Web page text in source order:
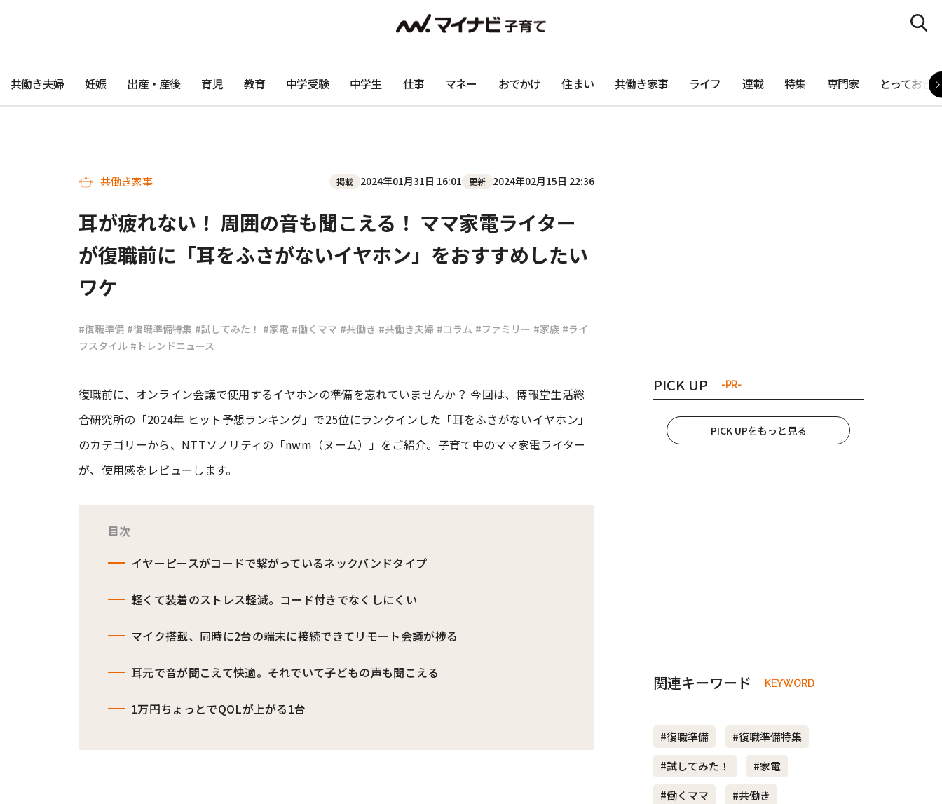
#渡邊大地の令和的ワーパパ道 #ベビーニュース #マタニティニュース
共働き夫婦 妊娠 出産・産後 育児 教育 中学受験 中学生 仕事 マネー おでかけ 住まい 共働き家事 ライフ 連載 特集 専門家 とっておき
共働き家事 掲載 2024年01月31日 16:01 更新 2024年02月15日 22:36
耳が疲れない！ 周囲の音も聞こえる！ ママ家電ライター
が復職前に「耳をふさがないイヤホン」をおすすめしたい
ワケ
#復職準備 #復職準備特集 #試してみた！ #家電 #働くママ #共働き #共働き夫婦 #コラム #ファミリー #家族 #ライ
フスタイル #トレンドニュース
復職前に、オンライン会議で使用するイヤホンの準備を忘れていませんか？ 今回は、博報堂生活総
合研究所の「2024年 ヒット予想ランキング」で25位にランクインした「耳をふさがないイヤホン」
のカテゴリーから、NTTソノリティの「nwm（ヌーム）」をご紹介。子育て中のママ家電ライター
が、使用感をレビューします。
目次
イヤーピースがコードで繋がっているネックバンドタイプ
軽くて装着のストレス軽減。コード付きでなくしにくい
マイク搭載、同時に2台の端末に接続できてリモート会議が捗る
耳元で音が聞こえて快適。それでいて子どもの声も聞こえる
1万円ちょっとでQOLが上がる1台
PICK UP -PR-
PICK UPをもっと見る
関連キーワード KEYWORD
#復職準備
#復職準備特集
#試してみた！
#家電
#働くママ
#共働き